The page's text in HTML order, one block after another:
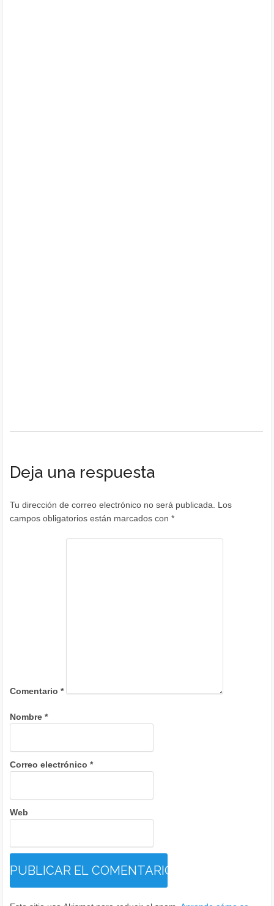
Deja una respuesta
Tu dirección de correo electrónico no será publicada.
Los
campos obligatorios están marcados con*
Comentario*
Nombre*
Correo electrónico*
Web